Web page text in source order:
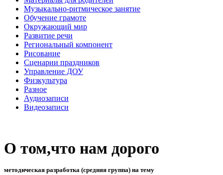
Музыкально-ритмическое занятие
Обучение грамоте
Окружающий мир
Развитие речи
Региональный компонент
Рисование
Сценарии праздников
Управление ДОУ
Физкультура
Разное
Аудиозаписи
Видеозаписи
О том,что нам дорого
методическая разработка (средняя группа) на тему